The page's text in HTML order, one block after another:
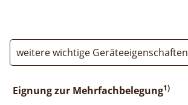
weitere wichtige Geräteeigenschaften
Eignung zur Mehrfachbelegung1)